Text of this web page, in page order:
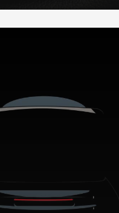
NOTRE IMPORTATION AUTO en Andorre